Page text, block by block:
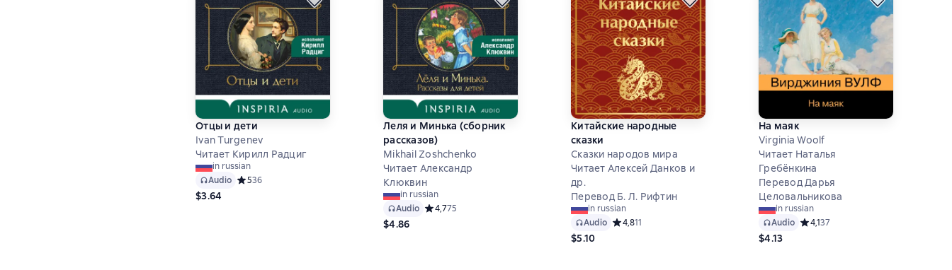
Отцы и дети
Ivan Turgenev
Читает Кирилл Радциг
in russian
Audio Средний рейтинг 5 на основе 36 оценок
536
$3.64
Леля и Минька (сборник
рассказов)
Mikhail Zoshchenko
Читает Александр
Клюквин
in russian
Audio Средний рейтинг 4,7 на основе 75 оценок
4,775
$4.86
Китайские народные
сказки
Сказки народов мира
Читает Алексей Данков и
др.
Перевод Б. Л. Рифтин
in russian
Audio Средний рейтинг 4,8 на основе 11 оценок
4,811
$5.10
На маяк
Virginia Woolf
Читает Наталья
Гребёнкина
Перевод Дарья
Целовальникова
in russian
Audio Средний рейтинг 4,1 на основе 37
4,137
$4.13